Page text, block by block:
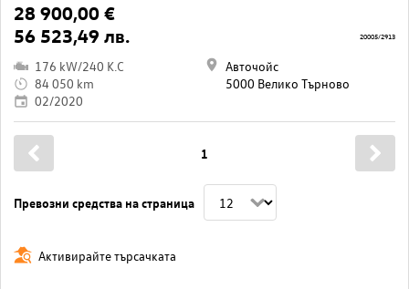
28 900,00 €
56 523,49 лв.
176 kW/240 K.C
84 050 km
02/2020
Авточойс
5000 Велико Търново
20005/2913
Превозни средства на страница
1
Активирайте търсачката